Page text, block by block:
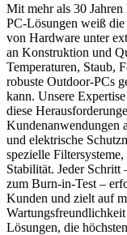
Mit mehr als 30
PC-Lösungen weiß
von Hardware unter
an Konstruktion und
Temperaturen, Staub,
robuste Outdoor-PCs
kann. Unsere
diese
Kundenanwendungen
und elektrische
spezielle
Stabilität. Jeder
zum Burn-in-Test –
Kunden und zielt auf
Wartungsfreundlichkeit
Lösungen, die